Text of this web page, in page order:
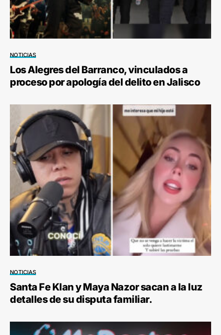
NOTICIAS
Los Alegres del Barranco, vinculados a
proceso por apología del delito en Jalisco
NOTICIAS
Santa Fe Klan y Maya Nazor sacan a la luz
detalles de su disputa familiar.